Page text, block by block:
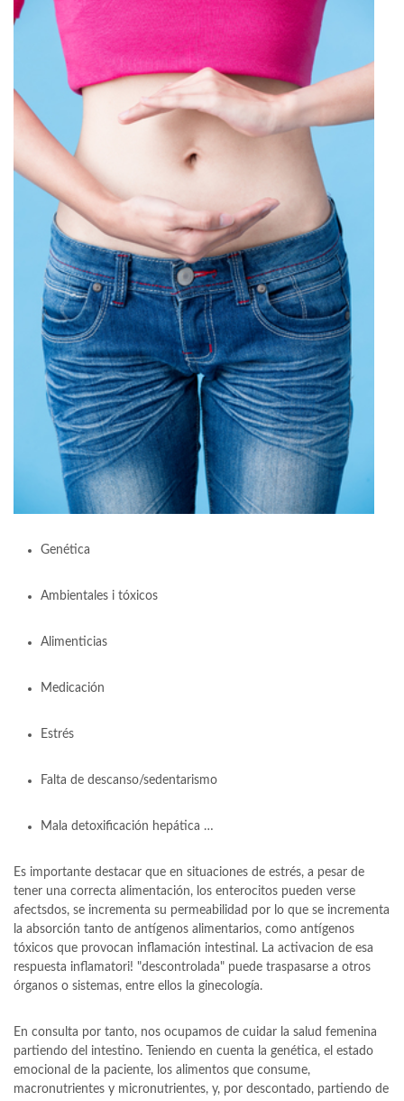
Genética
Ambientales i tóxicos
Alimenticias
Medicación
Estrés
Falta de descanso/sedentarismo
Mala detoxificación hepática …
Es importante destacar que en situaciones de estrés, a pesar de
tener una correcta alimentación, los enterocitos pueden verse
afectsdos, se incrementa su permeabilidad por lo que se incrementa
la absorción tanto de antígenos alimentarios, como antígenos
tóxicos que provocan inflamación intestinal. La activacion de esa
respuesta inflamatori! "descontrolada" puede traspasarse a otros
órganos o sistemas, entre ellos la ginecología.
En consulta por tanto, nos ocupamos de cuidar la salud femenina
partiendo del intestino. Teniendo en cuenta la genética, el estado
emocional de la paciente, los alimentos que consume,
macronutrientes y micronutrientes, y, por descontado, partiendo de